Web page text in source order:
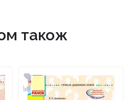
також